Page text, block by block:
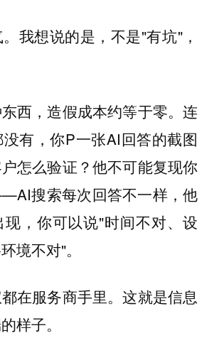
我想说的是，不是"有坑"，
西，造假成本约等于零。连
有，你P一张AI回答的截图
怎么验证？他不可能复现你
搜索每次回答不一样，他
现，你可以说"时间不对、设
境不对"。
在服务商手里。这就是信息
样子。